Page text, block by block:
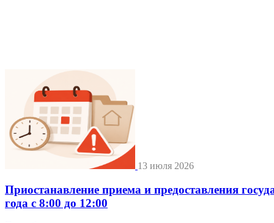
13 июля 2026
Приостанавление приема и предоставления
года с 8:00 до 12:00